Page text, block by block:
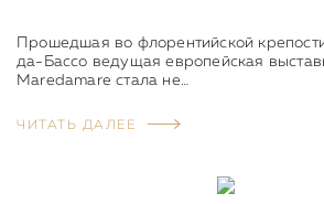
Прошедшая во флорентийской
да-Бассо ведущая европейская
Maredamare стала не…
ЧИТАТЬ ДАЛЕЕ